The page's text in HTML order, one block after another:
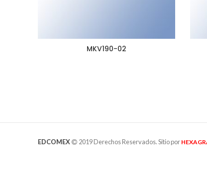
MKV190-02
EDCOMEX 2019 Derechos Reservados. Sitio por